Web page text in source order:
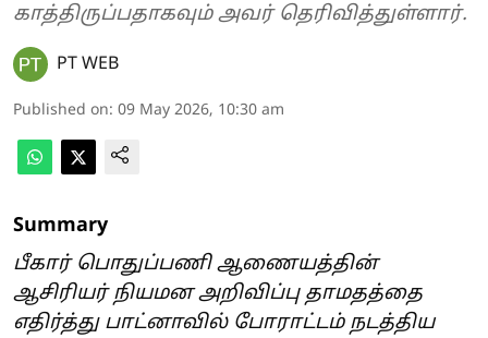
காத்திருப்பதாகவும் அவர் தெரிவித்துள்ளார்.
PT WEB
Published on: 09 May 2026, 10:30 am
Summary
பீகார் பொதுப்பணி ஆணையத்தின்
ஆசிரியர் நியமன அறிவிப்பு தாமதத்தை
எதிர்த்து பாட்னாவில் போராட்டம் நடத்திய